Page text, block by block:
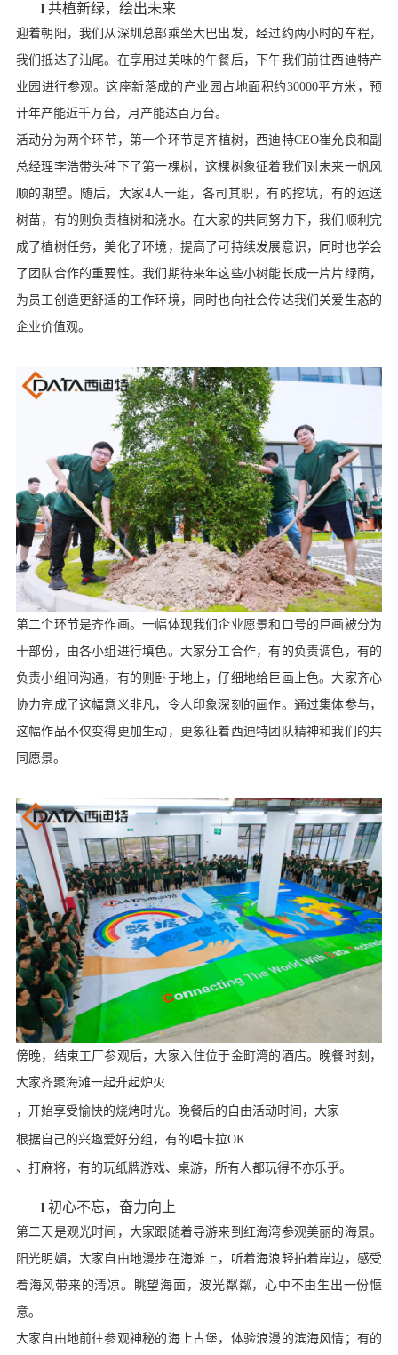
l 共植新绿，绘出未来
迎着朝阳，我们从深圳总部乘坐大巴出发，经过约两小时的车程，
我们抵达了汕尾。在享用过美味的午餐后，下午我们前往西迪特产
业园进行参观。这座新落成的产业园占地面积约30000平方米，预
计年产能近千万台，月产能达百万台。
活动分为两个环节，第一个环节是齐植树，西迪特CEO崔允良和副
总经理李浩带头种下了第一棵树，这棵树象征着我们对未来一帆风
顺的期望。随后，大家4人一组，各司其职，有的挖坑，有的运送
树苗，有的则负责植树和浇水。在大家的共同努力下，我们顺利完
成了植树任务，美化了环境，提高了可持续发展意识，同时也学会
了团队合作的重要性。我们期待来年这些小树能长成一片片绿荫，
为员工创造更舒适的工作环境，同时也向社会传达我们关爱生态的
企业价值观。
第二个环节是齐作画。一幅体现我们企业愿景和口号的巨画被分为
十部份，由各小组进行填色。大家分工合作，有的负责调色，有的
负责小组间沟通，有的则卧于地上，仔细地给巨画上色。大家齐心
协力完成了这幅意义非凡，令人印象深刻的画作。通过集体参与，
这幅作品不仅变得更加生动，更象征着西迪特团队精神和我们的共
同愿景。
傍晚，结束工厂参观后，大家入住位于金町湾的酒店。晚餐时刻，
大家齐聚海滩一起升起炉火
， 开始享受愉快的烧烤时光。晚餐后的自由活动时间， 大家
根据自己的兴趣爱好分组，有的唱卡拉OK
、打麻将，有的玩纸牌游戏、桌游， 所有人都玩得不亦乐乎。
l 初心不忘，奋力向上
第二天是观光时间，大家跟随着导游来到红海湾参观美丽的海景。
阳光明媚，大家自由地漫步在海滩上，听着海浪轻拍着岸边，感受
着海风带来的清凉。眺望海面，波光粼粼，心中不由生出一份惬
意。
大家自由地前往参观神秘的海上古堡，体验浪漫的滨海风情；有的